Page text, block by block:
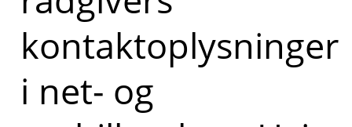
kontaktoplysninger
i net- og